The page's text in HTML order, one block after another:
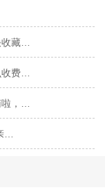
藏…
费…
，…
…